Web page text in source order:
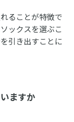
ることが特徴で
ックスを選ぶこ
引き出すことに
ますか